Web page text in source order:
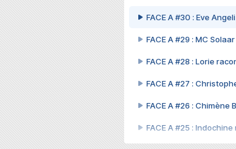
FACE A #30 : Eve
FACE A #29 : MC
FACE A #28 : Lorie
FACE A #27 :
FACE A #26 : Chimène
FACE A #25 :